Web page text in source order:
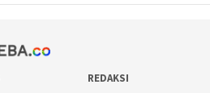
REDAKSI